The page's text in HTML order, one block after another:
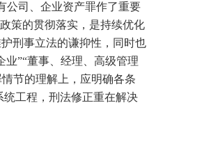
公司、企业资产罪作了重要
策的贯彻落实，是持续优化
刑事立法的谦抑性，同时也
”“董事、经理、高级管理
节的理解上，应明确各条
统工程，刑法修正重在解决